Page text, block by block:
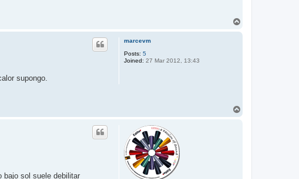
marcevm
Posts: 5
Joined: 27 Mar 2012, 13:43
supongo.
bajo sol suele debilitar